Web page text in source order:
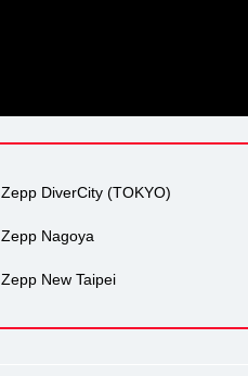
Zepp DiverCity (TOKYO)
Zepp Nagoya
Zepp New Taipei